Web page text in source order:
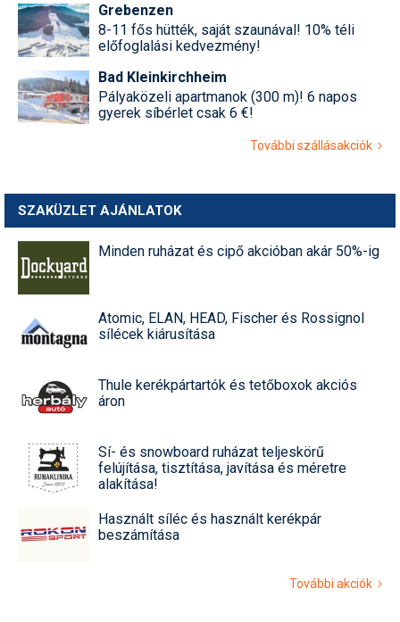
Grebenzen
8-11 fős hütték, saját szaunával! 10% téli
előfoglalási kedvezmény!
Bad Kleinkirchheim
Pályaközeli apartmanok (300 m)! 6 napos
gyerek síbérlet csak 6 €!
További szállásakciók
SZAKÜZLET AJÁNLATOK
Minden ruházat és cipő akcióban akár 50%-ig
Atomic, ELAN, HEAD, Fischer és Rossignol
sílécek kiárusítása
Thule kerékpártartók és tetőboxok akciós
áron
Sí- és snowboard ruházat teljeskörű
felújítása, tisztítása, javítása és méretre
alakítása!
Használt síléc és használt kerékpár
beszámítása
További akciók